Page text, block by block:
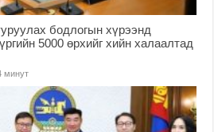
бодлогын хүрээнд
5000 өрхийг хийн халаалтад
минут